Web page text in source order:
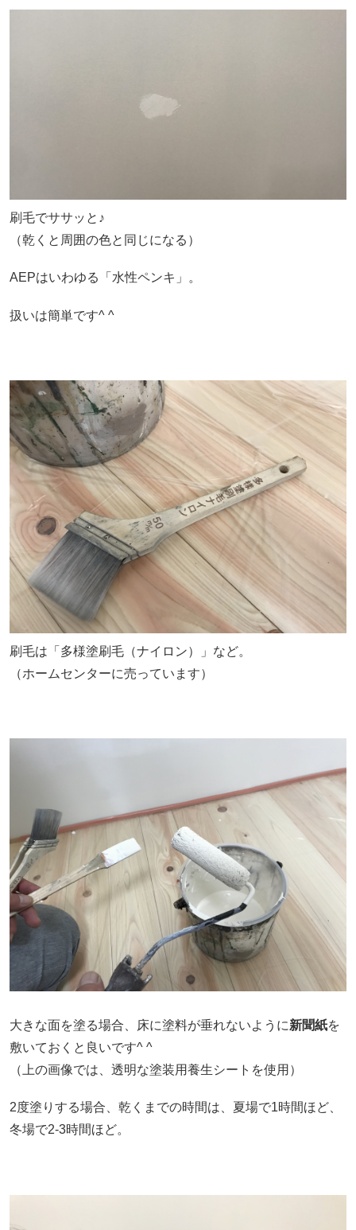
刷毛でササッと♪
（乾くと周囲の色と同じになる）
AEPはいわゆる「水性ペンキ」。
扱いは簡単です^ ^
刷毛は「多様塗刷毛（ナイロン）」など。
（ホームセンターに売っています）
大きな面を塗る場合、床に塗料が垂れないように新聞紙を
敷いておくと良いです^ ^
（上の画像では、透明な塗装用養生シートを使用）
2度塗りする場合、乾くまでの時間は、夏場で1時間ほど、
冬場で2-3時間ほど。